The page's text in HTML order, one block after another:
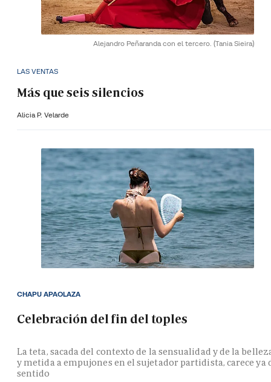
Alejandro Peñaranda con el tercero. (Tania Sieira)
LAS VENTAS
Más que seis silencios
Alicia P. Velarde
Celebración del fin del toples
La teta, sacada del contexto de la sensualidad y de la
y metida a empujones en el sujetador partidista, carece ya
sentido
CHAPU APAOLAZA